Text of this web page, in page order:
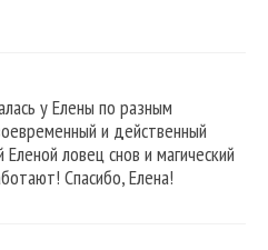
у Елены по разным
и действенный
ловец снов и магический
Спасибо, Елена!